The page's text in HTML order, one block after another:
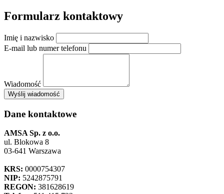
Formularz kontaktowy
Imię i nazwisko
E-mail lub numer telefonu
Wiadomość
Wyślij wiadomośćAMSA Sp. z o.o. - ul. Blokowa 8, Warszawa
+
−
Dane kontaktowe
AMSA Sp. z o.o.
ul. Blokowa 8
03-641 Warszawa
KRS: 0000754307
NIP: 5242875791
REGON: 381628619